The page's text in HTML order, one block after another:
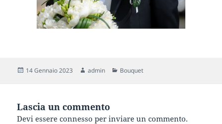
Scritto
14 Gennaio 2023 Autore
admin Categorie
Bouquet
Lascia un commento
Devi essereconnesso per inviare un commento.